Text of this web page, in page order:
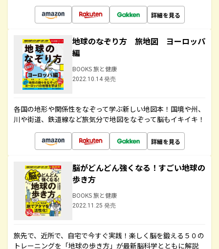
詳細を見る
地球のなぞり方 旅地図 ヨーロッパ
編
BOOKS 旅と健康
2022.10.14 発売
各国の地形や関係性をなぞって学ぶ新しい地図本！国境や州、
川や街道、鉄道線など旅気分で地図をなぞって脳もイキイキ！
詳細を見る
脳がどんどん強くなる！すごい地球の
歩き方
BOOKS 旅と健康
2022.11.25 発売
旅先で、近所で、自宅で今すぐ実践！楽しく脳を鍛える５０の
トレーニングを「地球の歩き方」が最新脳科学とともに解説